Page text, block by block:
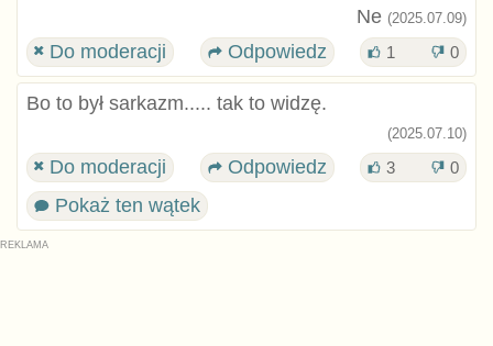
Ne (2025.07.09)
Do moderacji Odpowiedz 1 0
Bo to był sarkazm..... tak to widzę.
(2025.07.10)
Do moderacji Odpowiedz 3 0
Pokaż ten wątek